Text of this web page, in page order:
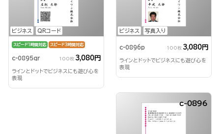
ビジネス QRコード
スピード1時間対応 スピード3時間対応
c-0895qr 100枚 3,080円
ラインとドットでビジネスにも遊び心を
表現
ビジネス 写真入り
c-0896p 100枚 3,080円
ラインとドットでビジネスにも遊び心を
表現
c-0896